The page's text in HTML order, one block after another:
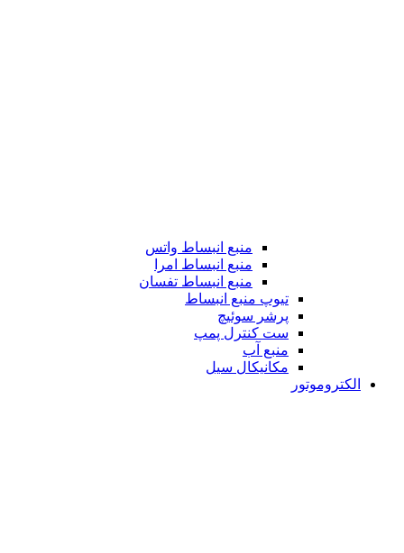
منبع انبساط واتس
منبع انبساط امرا
منبع انبساط تفسان
تیوپ منبع انبساط
پرشر سوئیچ
ست کنترل پمپ
منبع آب
مکانیکال سیل
الکتروموتور